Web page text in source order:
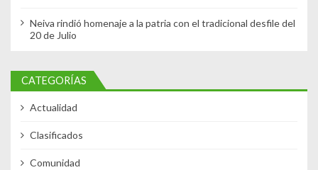
Neiva rindió homenaje a la patria con el tradicional desfile del
20 de Julio
CATEGORÍAS
Actualidad
Clasificados
Comunidad